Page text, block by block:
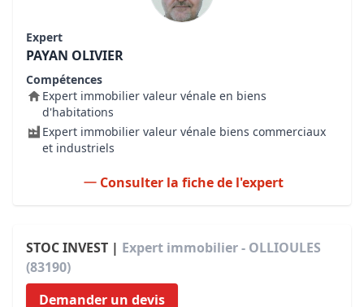
Expert
PAYAN OLIVIER
Compétences
Expert immobilier valeur vénale en biens
d'habitations
Expert immobilier valeur vénale biens commerciaux
et industriels
Consulter la fiche de l'expert
STOC INVEST | Expert immobilier - OLLIOULES
(83190)
Demander un devis